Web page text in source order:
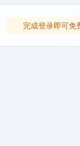
完成登录即可免